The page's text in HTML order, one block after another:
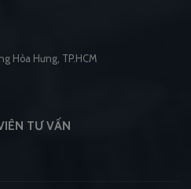
Hòa Hưng, TP.HCM
TƯ VẤN